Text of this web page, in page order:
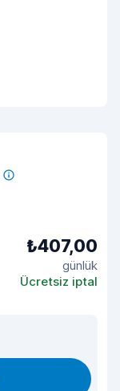
₺407,00
günlük
Ücretsiz iptal